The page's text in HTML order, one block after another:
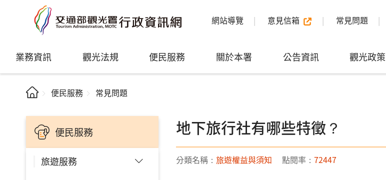
網站導覽 意見信箱 常見問題
業務資訊 觀光法規 便民服務 關於本署 公告資訊 觀光政策
便民服務 常見問題
便民服務
旅遊服務
地下旅行社有哪些特徵？
分類名稱： 旅遊權益與須知 點閱率： 72447